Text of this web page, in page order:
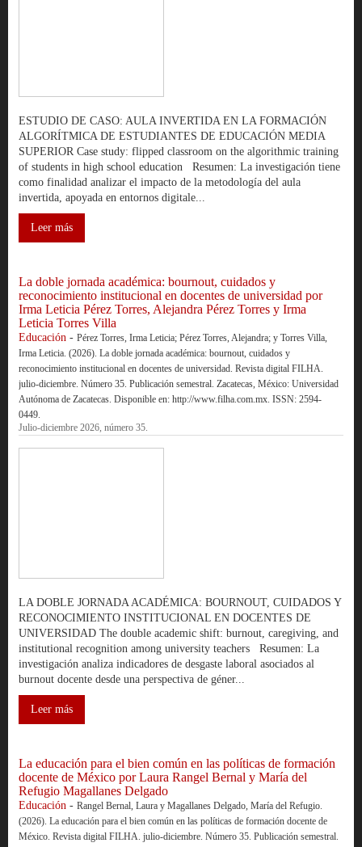
ESTUDIO DE CASO: AULA INVERTIDA EN LA FORMACIÓN
ALGORÍTMICA DE ESTUDIANTES DE EDUCACIÓN MEDIA
SUPERIOR Case study: flipped classroom on the algorithmic training
of students in high school education Resumen: La investigación tiene
como finalidad analizar el impacto de la metodología del aula
invertida, apoyada en entornos digitale...
Leer más
La doble jornada académica: bournout, cuidados y
reconocimiento institucional en docentes de universidad por
Irma Leticia Pérez Torres, Alejandra Pérez Torres y Irma
Leticia Torres Villa
Educación - Pérez Torres, Irma Leticia; Pérez Torres, Alejandra; y Torres Villa,
Irma Leticia. (2026). La doble jornada académica: bournout, cuidados y
reconocimiento institucional en docentes de universidad. Revista digital FILHA.
julio-diciembre. Número 35. Publicación semestral. Zacatecas, México: Universidad
Autónoma de Zacatecas. Disponible en: http://www.filha.com.mx. ISSN: 2594-
0449.
Julio-diciembre 2026, número 35.
LA DOBLE JORNADA ACADÉMICA: BOURNOUT, CUIDADOS Y
RECONOCIMIENTO INSTITUCIONAL EN DOCENTES DE
UNIVERSIDAD The double academic shift: burnout, caregiving, and
institutional recognition among university teachers Resumen: La
investigación analiza indicadores de desgaste laboral asociados al
burnout docente desde una perspectiva de géner...
Leer más
La educación para el bien común en las políticas de formación
docente de México por Laura Rangel Bernal y María del
Refugio Magallanes Delgado
Educación - Rangel Bernal, Laura y Magallanes Delgado, María del Refugio.
(2026). La educación para el bien común en las políticas de formación docente de
México. Revista digital FILHA. julio-diciembre. Número 35. Publicación semestral.